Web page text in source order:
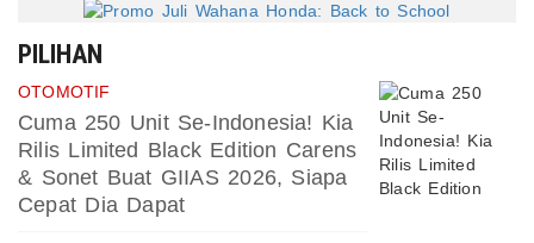
PILIHAN
OTOMOTIF
Cuma 250 Unit Se-Indonesia! Kia
Rilis Limited Black Edition Carens
& Sonet Buat GIIAS 2026, Siapa
Cepat Dia Dapat